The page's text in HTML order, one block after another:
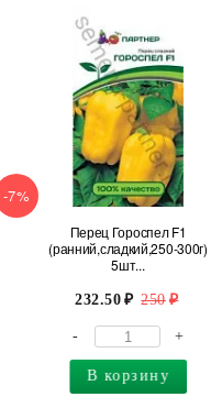
-7%
Перец Гороспел F1
(ранний,сладкий,250-300г)
5шт...
232.50 250
- +
В корзину